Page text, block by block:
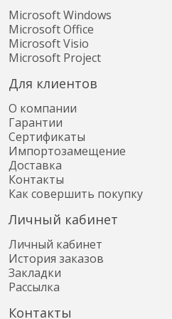
Microsoft Windows
Microsoft Office
Microsoft Visio
Microsoft Project
Для клиентов
О компании
Гарантии
Сертификаты
Импортозамещение
Доставка
Контакты
Как совершить покупку
Личный кабинет
Личный кабинет
История заказов
Закладки
Рассылка
Контакты